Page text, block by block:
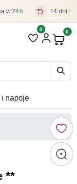
w 24h 14 dni
Liczba pozycji
0 0
i napoje
**